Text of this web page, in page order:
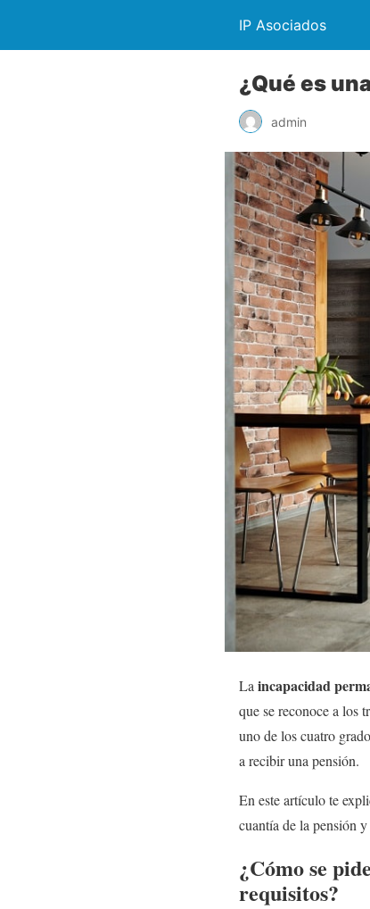
IP Asociados
¿Qué es
admin
La incapacidad
que se reconoce a los
uno de los cuatro
a recibir una pensión.
En este artículo te
cuantía de la pensión
¿Cómo se
requisitos?